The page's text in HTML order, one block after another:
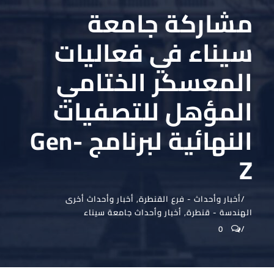
مشاركة جامعة
سيناء في فعاليات
المعسكر الختامي
المؤهل للتصفيات
النهائية لبرنامج Gen-
Z
أخبار وأحداث - فرع القنطرة, أخبار وأحداث أخرى
الهندسة - قنطرة, أخبار وأحداث جامعة سيناء
0